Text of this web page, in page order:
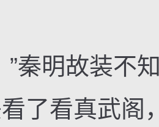
明故装不知
了看真武阁